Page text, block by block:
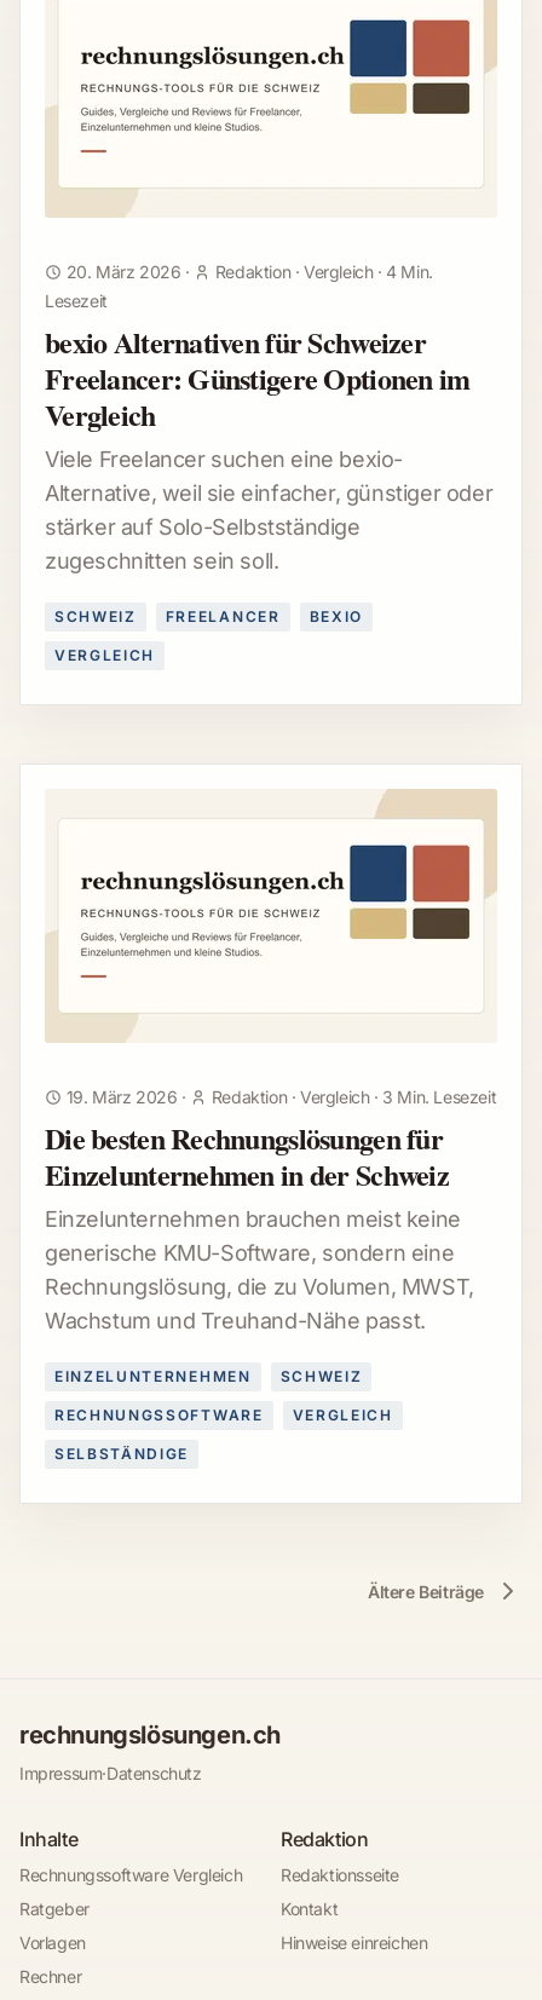
20. März 2026 · Redaktion·Vergleich · 4 Min.
Lesezeit
bexio Alternativen für Schweizer
Freelancer: Günstigere Optionen im
Vergleich
Viele Freelancer suchen eine bexio-
Alternative, weil sie einfacher, günstiger oder
stärker auf Solo-Selbstständige
zugeschnitten sein soll.
SCHWEIZ FREELANCER BEXIO
VERGLEICH
19. März 2026 · Redaktion·Vergleich · 3 Min. Lesezeit
Die besten Rechnungslösungen für
Einzelunternehmen in der Schweiz
Einzelunternehmen brauchen meist keine
generische KMU-Software, sondern eine
Rechnungslösung, die zu Volumen, MWST,
Wachstum und Treuhand-Nähe passt.
EINZELUNTERNEHMEN SCHWEIZ
RECHNUNGSSOFTWARE VERGLEICH
SELBSTÄNDIGE
Ältere Beiträge
rechnungslösungen.ch
Impressum·Datenschutz
Inhalte
Rechnungssoftware Vergleich
Ratgeber
Vorlagen
Rechner
Redaktion
Redaktionsseite
Kontakt
Hinweise einreichen